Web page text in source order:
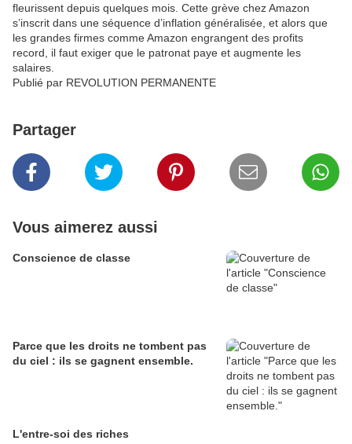
fleurissent depuis quelques mois. Cette grève chez Amazon
s’inscrit dans une séquence d’inflation généralisée, et alors que
les grandes firmes comme Amazon engrangent des profits
record, il faut exiger que le patronat paye et augmente les
salaires.
Publié par REVOLUTION PERMANENTE
Partager
Vous aimerez aussi
Conscience de classe
Parce que les droits ne tombent pas
du ciel : ils se gagnent ensemble.
L'entre-soi des riches